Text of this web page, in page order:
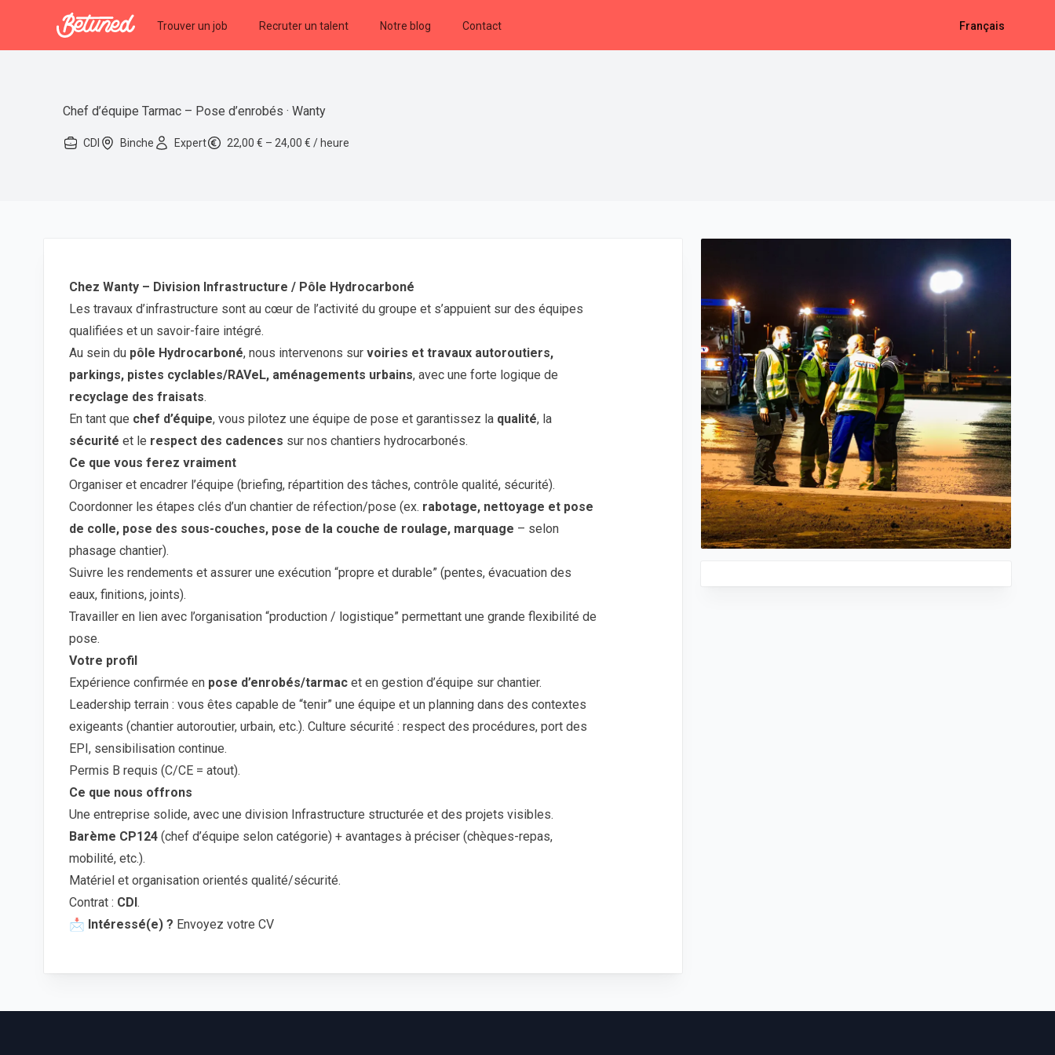
Betuned Trouver un job Recruter un talent Notre blog Contact Français
Chef d’équipe Tarmac – Pose d’enrobés · Wanty
CDI Binche Expert 22,00 € – 24,00 € / heure
Chez Wanty – Division Infrastructure / Pôle Hydrocarboné
Les travaux d’infrastructure sont au cœur de l’activité du groupe et s’appuient sur des équipes
qualifiées et un savoir-faire intégré.
Au sein du pôle Hydrocarboné, nous intervenons sur voiries et travaux autoroutiers,
parkings, pistes cyclables/RAVeL, aménagements urbains, avec une forte logique de
recyclage des fraisats.
En tant que chef d’équipe, vous pilotez une équipe de pose et garantissez la qualité, la
sécurité et le respect des cadences sur nos chantiers hydrocarbonés.
Ce que vous ferez vraiment
Organiser et encadrer l’équipe (briefing, répartition des tâches, contrôle qualité, sécurité).
Coordonner les étapes clés d’un chantier de réfection/pose (ex. rabotage, nettoyage et pose
de colle, pose des sous-couches, pose de la couche de roulage, marquage – selon
phasage chantier).
Suivre les rendements et assurer une exécution “propre et durable” (pentes, évacuation des
eaux, finitions, joints).
Travailler en lien avec l’organisation “production / logistique” permettant une grande flexibilité de
pose.
Votre profil
Expérience confirmée en pose d’enrobés/tarmac et en gestion d’équipe sur chantier.
Leadership terrain : vous êtes capable de “tenir” une équipe et un planning dans des contextes
exigeants (chantier autoroutier, urbain, etc.). Culture sécurité : respect des procédures, port des
EPI, sensibilisation continue.
Permis B requis (C/CE = atout).
Ce que nous offrons
Une entreprise solide, avec une division Infrastructure structurée et des projets visibles.
Barème CP124 (chef d’équipe selon catégorie) + avantages à préciser (chèques-repas,
mobilité, etc.).
Matériel et organisation orientés qualité/sécurité.
Contrat : CDI.
📩 Intéressé(e) ? Envoyez votre CV